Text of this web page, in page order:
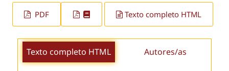
PDF Texto completo HTML
Texto completo HTML Autores/as